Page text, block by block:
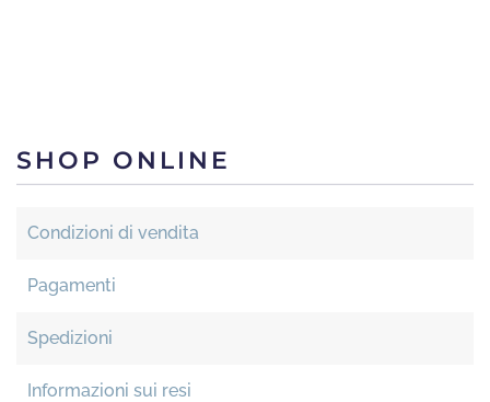
SHOP ONLINE
Condizioni di vendita
Pagamenti
Spedizioni
Informazioni sui resi